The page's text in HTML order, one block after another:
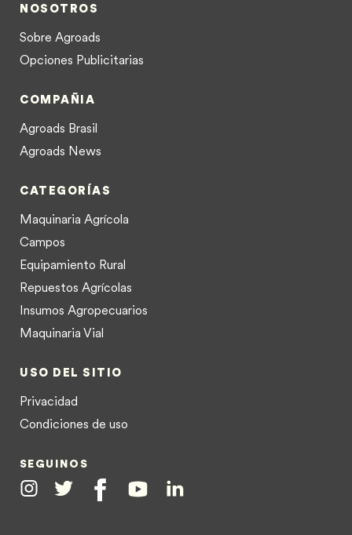
NOSOTROS
Sobre Agroads
Opciones Publicitarias
COMPAÑIA
Agroads Brasil
Agroads News
CATEGORÍAS
Maquinaria Agrícola
Campos
Equipamiento Rural
Repuestos Agrícolas
Insumos Agropecuarios
Maquinaria Vial
USO DEL SITIO
Privacidad
Condiciones de uso
SEGUINOS
InstagramTwitter FacebookYoutubeLinkedin